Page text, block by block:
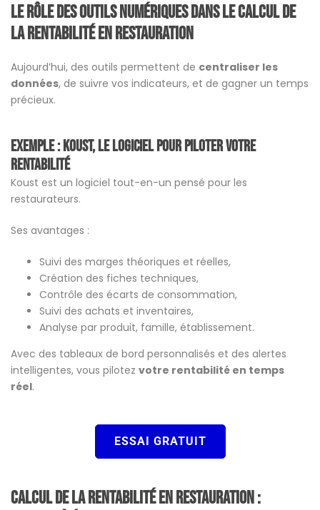
Le rôle des outils numériques dans le calcul de
la rentabilité en restauration
Aujourd’hui, des outils permettent de centraliser les
données, de suivre vos indicateurs, et de gagner un temps
précieux.
Exemple : Koust, le logiciel pour piloter votre
rentabilité
Koust est un logiciel tout-en-un pensé pour les
restaurateurs.
Ses avantages :
Suivi des marges théoriques et réelles,
Création des fiches techniques,
Contrôle des écarts de consommation,
Suivi des achats et inventaires,
Analyse par produit, famille, établissement.
Avec des tableaux de bord personnalisés et des alertes
intelligentes, vous pilotez votre rentabilité en temps
réel.
ESSAI GRATUIT
Calcul de la rentabilité en restauration :